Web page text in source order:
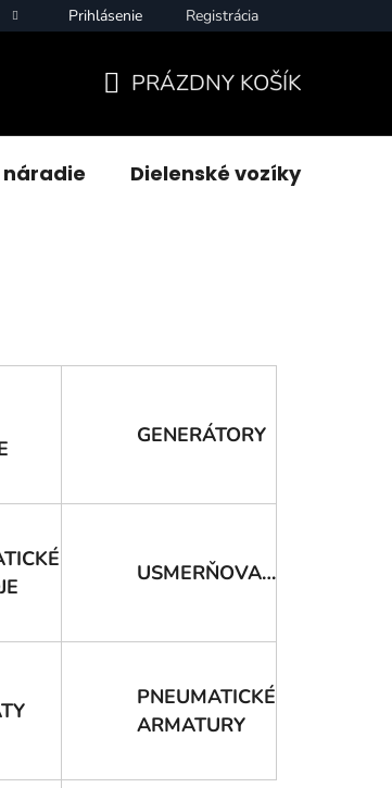
Prihlásenie Registrácia
KOŠÍK
PRÁZDNY KOŠÍK
náradie Dielenské vozíky
GENERÁTORY
USMERŇOVAČE
PNEUMATICKÉ
ARMATURY